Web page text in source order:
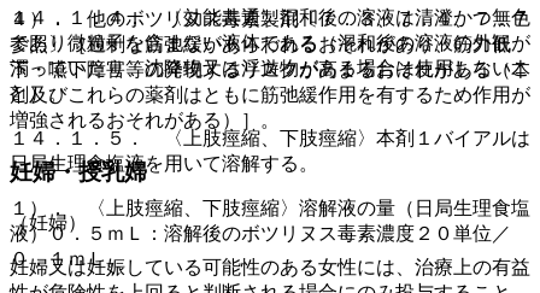
１４．１．４． 〈効能共通〉混和後の溶液は清澄かつ無色
であり微粒子を含まない液体である（混和後の溶液の外観が
濁っていたり、沈降物又は浮遊物がある場合は使用しないこ
と）。
１４．１．５． 〈上肢痙縮、下肢痙縮〉本剤１バイアルは
日局生理食塩液を用いて溶解する。
１）． 〈上肢痙縮、下肢痙縮〉溶解液の量（日局生理食塩
液）０．５ｍＬ：溶解後のボツリヌス毒素濃度２０単位／
０．１ｍＬ。
４）． 他のボツリヌス毒素製剤〔７．３、７．４、７．７
参照〕［過剰な筋弛緩があらわれるおそれがあり、筋力低
下・嚥下障害等の発現するリスクが高まるおそれがある（本
剤及びこれらの薬剤はともに筋弛緩作用を有するため作用が
増強されるおそれがある）］。
妊婦・授乳婦
（妊婦）
妊婦又は妊娠している可能性のある女性には、治療上の有益